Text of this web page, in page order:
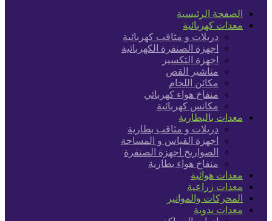
الصفحة الرئيسية
معدات كهربائية
دريلات و مثاقب كهربائية
اجهزة الصنفرة الكهربائية
اجهزة التكسير
مناشير القص
مكائن اللحام
منفاخ هواء كهربائي
مكانس كهربائية
معدات بالبطارية
دريلات و مثاقب بطارية
اجهزة القياس و المساحة
الصواريخ اجهزة الصنفرة
منفاخ هواء بطارية
معدات هوائية
معدات زراعية
المحركات والمواتير
معدات يدوية